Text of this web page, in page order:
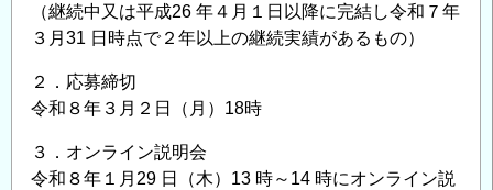
（継続中又は平成26 年４月１日以降に完結し令和７年
３月31 日時点で２年以上の継続実績があるもの）
２．応募締切
令和８年３月２日（月）18時
３．オンライン説明会
令和８年１月29 日（木）13 時～14 時にオンライン説